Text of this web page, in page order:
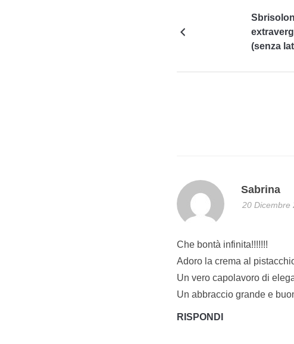
(senza
Sabrina
20 Dicembre
Che bontà infinita!!!!!!!
Adoro la crema al
Un vero capolavoro di
Un abbraccio grande e
RISPONDI